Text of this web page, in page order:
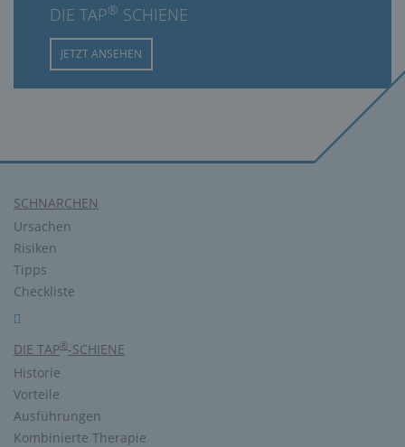
DIE TAP® SCHIENE
JETZT ANSEHEN
SCHNARCHEN
Ursachen
Risiken
Tipps
Checkliste
DIE TAP®-SCHIENE
Historie
Vorteile
Ausführungen
Kombinierte Therapie